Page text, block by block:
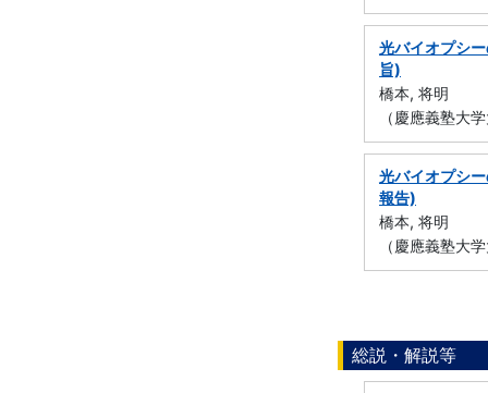
光バイオプシ
旨)
橋本, 将明
（慶應義塾大
光バイオプシ
報告)
橋本, 将明
（慶應義塾大
総説・解説等